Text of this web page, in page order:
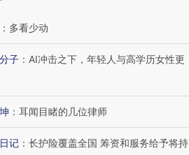
： 多看少动
子 ： AI冲击之下，年轻人与高学历女性更
： 耳闻目睹的几位律师
记 ： 长护险覆盖全国 筹资和服务给予将持